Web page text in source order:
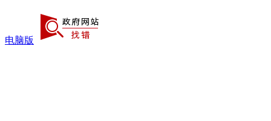
电脑版